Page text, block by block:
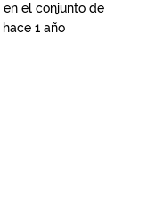
en el conjunto de
hace 1 año